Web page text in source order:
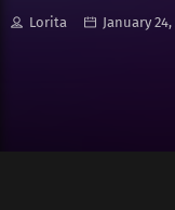
Lorita January 24,